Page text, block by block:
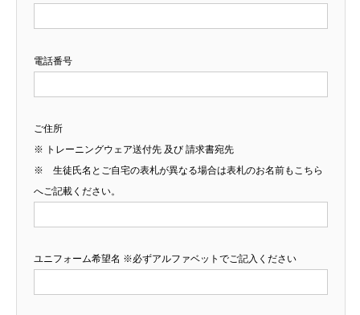
電話番号
ご住所
※ トレーニングウェア送付先 及び 請求書宛先
※ 生徒氏名とご自宅の表札が異なる場合は表札のお名前もこちら
へご記載ください。
ユニフォーム希望名 ※必ずアルファベットでご記入ください